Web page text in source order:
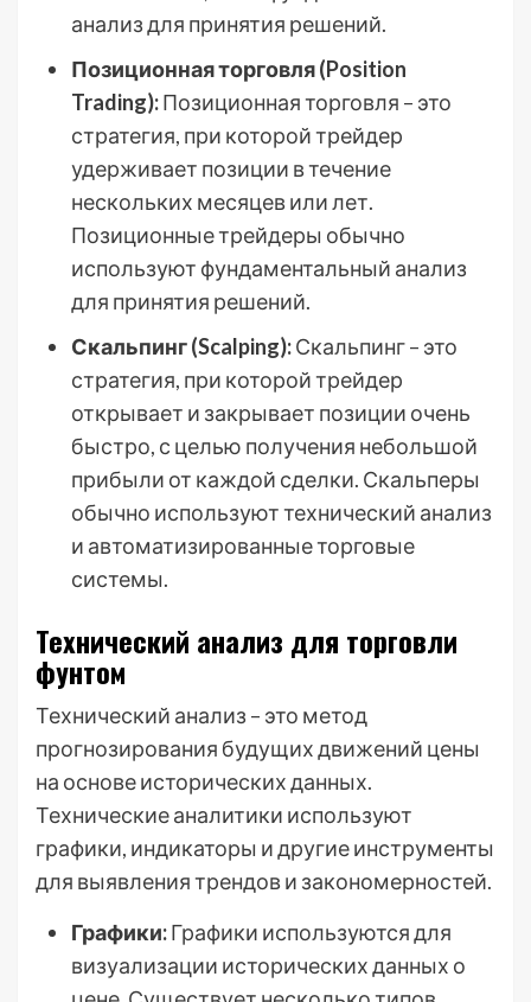
анализ для принятия решений.
Позиционная торговля (Position
Trading):Позиционная торговля – это
стратегия, при которой трейдер
удерживает позиции в течение
нескольких месяцев или лет.
Позиционные трейдеры обычно
используют фундаментальный анализ
для принятия решений.
Скальпинг (Scalping):Скальпинг – это
стратегия, при которой трейдер
открывает и закрывает позиции очень
быстро, с целью получения небольшой
прибыли от каждой сделки. Скальперы
обычно используют технический анализ
и автоматизированные торговые
системы.
Технический анализ для торговли
фунтом
Технический анализ – это метод
прогнозирования будущих движений цены
на основе исторических данных.
Технические аналитики используют
графики, индикаторы и другие инструменты
для выявления трендов и закономерностей.
Графики:Графики используются для
визуализации исторических данных о